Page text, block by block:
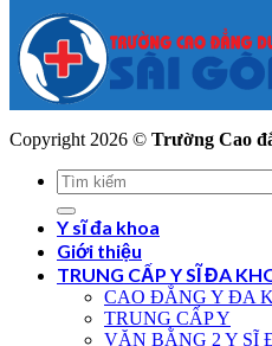
Copyright 2026 © Trường Cao
Y sĩ đa khoa
Giới thiệu
TRUNG CẤP Y SĨ ĐA
CAO ĐẲNG Y ĐA
TRUNG CẤP Y
VĂN BẰNG 2 Y SĨ